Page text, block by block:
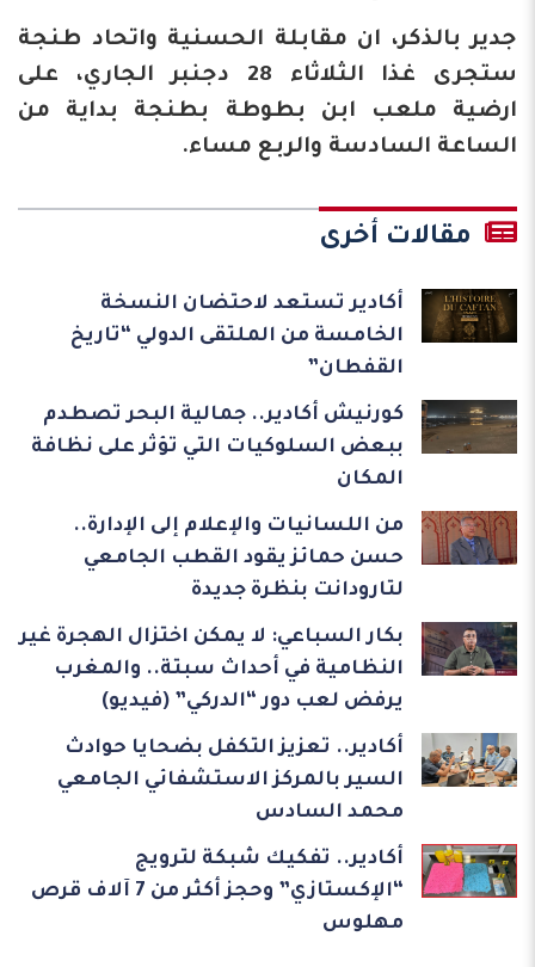
جدير بالذكر، ان مقابلة الحسنية واتحاد طنجة
ستجرى غذا الثلاثاء 28 دجنبر الجاري، على
ارضية ملعب ابن بطوطة بطنجة بداية من
الساعة السادسة والربع مساء.
مقالات أخرى
أكادير تستعد لاحتضان النسخة
الخامسة من الملتقى الدولي “تاريخ
القفطان”
كورنيش أكادير.. جمالية البحر تصطدم
ببعض السلوكيات التي تؤثر على نظافة
المكان
من اللسانيات والإعلام إلى الإدارة..
حسن حمائز يقود القطب الجامعي
لتارودانت بنظرة جديدة
بكار السباعي: لا يمكن اختزال الهجرة غير
النظامية في أحداث سبتة.. والمغرب
يرفض لعب دور “الدركي” (فيديو)
أكادير.. تعزيز التكفل بضحايا حوادث
السير بالمركز الاستشفائي الجامعي
محمد السادس
أكادير.. تفكيك شبكة لترويج
“الإكستازي” وحجز أكثر من 7 آلاف قرص
مهلوس